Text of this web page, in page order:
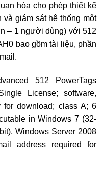
hóa cho phép thiết kế
giám sát hệ thống một
– 1 người dùng) với 512
bao gồm tài liệu, phần
512 PowerTags
License; software,
for download; class A; 6
in Windows 7 (32-
Windows Server 2008
address required for